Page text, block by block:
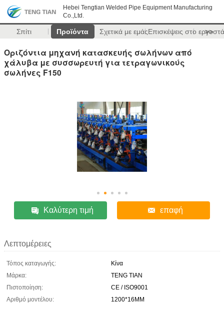
Hebei Tengtian Welded Pipe Equipment Manufacturing
Co.,Ltd.
Σπίτι Προϊόντα Σχετικά με εμάςΕπισκέψεις στο >>
Οριζόντια μηχανή κατασκευής σωλήνων από
χάλυβα με συσσωρευτή για τετραγωνικούς
σωλήνες F150
Καλύτερη τιμή επαφή
Λεπτομέρειες
Τόπος καταγωγής:
Κίνα
Μάρκα:
TENG TIAN
Πιστοποίηση:
CE / ISO9001
Αριθμό μοντέλου:
1200*16MM